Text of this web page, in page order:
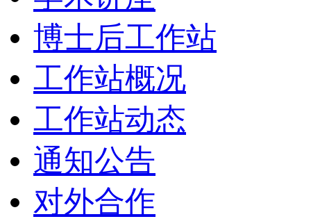
博士后工作站
工作站概况
工作站动态
通知公告
对外合作